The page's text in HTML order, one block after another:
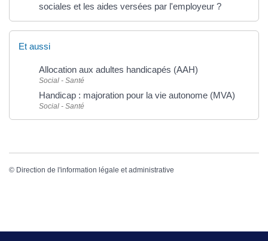
sociales et les aides versées par l'employeur ?
Et aussi
Allocation aux adultes handicapés (AAH)
Social - Santé
Handicap : majoration pour la vie autonome (MVA)
Social - Santé
© Direction de l'information légale et administrative